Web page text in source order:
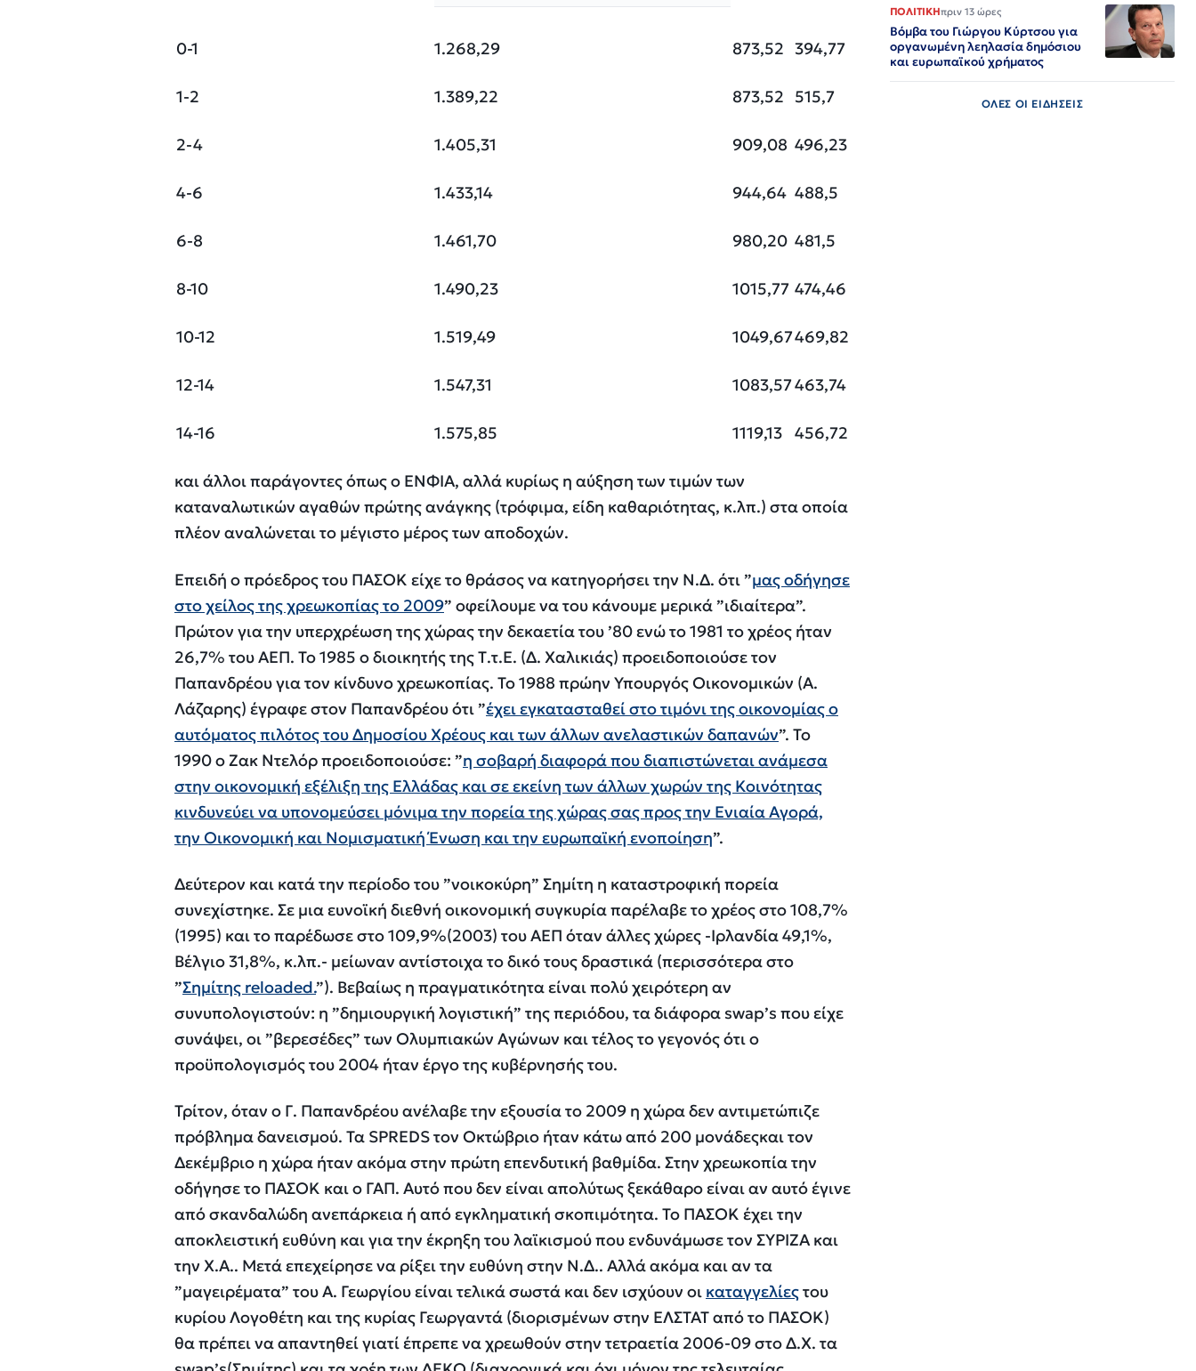
0-1 1.268,29 873,52 394,77
1-2 1.389,22 873,52 515,7
2-4 1.405,31 909,08 496,23
4-6 1.433,14 944,64 488,5
6-8 1.461,70 980,20 481,5
8-10 1.490,23 1015,77 474,46
10-12 1.519,49 1049,67469,82
12-14 1.547,31 1083,57463,74
14-16 1.575,85 1119,13 456,72
και άλλοι παράγοντες όπως ο ΕΝΦΙΑ, αλλά κυρίως η αύξηση των τιμών των
καταναλωτικών αγαθών πρώτης ανάγκης (τρόφιμα, είδη καθαριότητας, κ.λπ.) στα οποία
πλέον αναλώνεται το μέγιστο μέρος των αποδοχών.
Επειδή ο πρόεδρος του ΠΑΣΟΚ είχε το θράσος να κατηγορήσει την Ν.Δ. ότι ”μας οδήγησε
στο χείλος της χρεωκοπίας το 2009” οφείλουμε να του κάνουμε μερικά ”ιδιαίτερα”.
Πρώτον για την υπερχρέωση της χώρας την δεκαετία του ’80 ενώ το 1981 το χρέος ήταν
26,7% του ΑΕΠ. Το 1985 ο διοικητής της Τ.τ.Ε. (Δ. Χαλικιάς) προειδοποιούσε τον
Παπανδρέου για τον κίνδυνο χρεωκοπίας. Το 1988 πρώην Υπουργός Οικονομικών (Α.
Λάζαρης) έγραφε στον Παπανδρέου ότι ”έχει εγκατασταθεί στο τιμόνι της οικονομίας ο
αυτόματος πιλότος του Δημοσίου Χρέους και των άλλων ανελαστικών δαπανών”. Το
1990 ο Ζακ Ντελόρ προειδοποιούσε: ”η σοβαρή διαφορά που διαπιστώνεται ανάμεσα
στην οικονομική εξέλιξη της Ελλάδας και σε εκείνη των άλλων χωρών της Κοινότητας
κινδυνεύει να υπονομεύσει μόνιμα την πορεία της χώρας σας προς την Ενιαία Αγορά,
την Οικονομική και Νομισματική Ένωση και την ευρωπαϊκή ενοποίηση”.
Δεύτερον και κατά την περίοδο του ”νοικοκύρη” Σημίτη η καταστροφική πορεία
συνεχίστηκε. Σε μια ευνοϊκή διεθνή οικονομική συγκυρία παρέλαβε το χρέος στο 108,7%
(1995) και το παρέδωσε στο 109,9%(2003) του ΑΕΠ όταν άλλες χώρες -Ιρλανδία 49,1%,
Βέλγιο 31,8%, κ.λπ.- μείωναν αντίστοιχα το δικό τους δραστικά (περισσότερα στο
”Σημίτης reloaded.”). Βεβαίως η πραγματικότητα είναι πολύ χειρότερη αν
συνυπολογιστούν: η ”δημιουργική λογιστική” της περιόδου, τα διάφορα swap’s που είχε
συνάψει, οι”βερεσέδες” των Ολυμπιακών Αγώνων και τέλος το γεγονός ότι ο
προϋπολογισμός του 2004 ήταν έργο της κυβέρνησής του.
Τρίτον, όταν ο Γ. Παπανδρέου ανέλαβε την εξουσία το 2009 η χώρα δεν αντιμετώπιζε
πρόβλημα δανεισμού. Τα SPREDSτον Οκτώβριο ήταν κάτω από 200 μονάδεςκαι τον
Δεκέμβριο η χώρα ήταν ακόμα στην πρώτη επενδυτική βαθμίδα. Στην χρεωκοπία την
οδήγησε το ΠΑΣΟΚ και ο ΓΑΠ. Αυτό που δεν είναι απολύτως ξεκάθαρο είναι αν αυτό έγινε
από σκανδαλώδη ανεπάρκεια ή από εγκληματική σκοπιμότητα. Το ΠΑΣΟΚ έχει την
αποκλειστική ευθύνη και για την έκρηξη του λαϊκισμού που ενδυνάμωσε τον ΣΥΡΙΖΑ και
την Χ.Α.. Μετά επεχείρησε να ρίξει την ευθύνη στην Ν.Δ.. Αλλά ακόμα και αν τα
”μαγειρέματα” του Α. Γεωργίου είναι τελικά σωστά και δεν ισχύουν οι καταγγελίεςτου
κυρίου Λογοθέτη και της κυρίας Γεωργαντά (διορισμένων στην ΕΛΣΤΑΤ από το ΠΑΣΟΚ)
θα πρέπει να απαντηθεί γιατί έπρεπε να χρεωθούν στην τετραετία 2006-09 στο Δ.Χ. τα
ΠΟΛΙΤΙΚΗπριν 13 ώρες
Βόμβα του Γιώργου Κύρτσου για
οργανωμένη λεηλασία δημόσιου
και ευρωπαϊκού χρήματος
ΟΛΕΣ ΟΙ ΕΙΔΗΣΕΙΣ